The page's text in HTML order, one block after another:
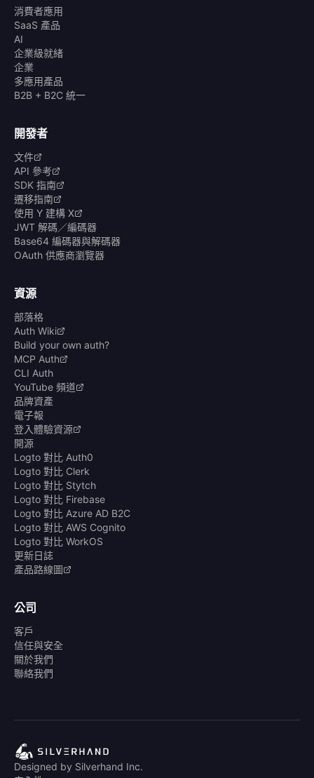
消費者應用
SaaS 產品
AI
企業級就緒
企業
多應用產品
B2B + B2C 統一
開發者
文件
API 參考
SDK 指南
遷移指南
使用 Y 建構 X
JWT 解碼／編碼器
Base64 編碼器與解碼器
OAuth 供應商瀏覽器
資源
部落格
Auth Wiki
Build your own auth?
MCP Auth
CLI Auth
YouTube 頻道
品牌資產
電子報
登入體驗資源
開源
Logto 對比 Auth0
Logto 對比 Clerk
Logto 對比 Stytch
Logto 對比 Firebase
Logto 對比 Azure AD B2C
Logto 對比 AWS Cognito
Logto 對比 WorkOS
更新日誌
產品路線圖
公司
客戶
信任與安全
關於我們
聯絡我們
Designed by Silverhand Inc.